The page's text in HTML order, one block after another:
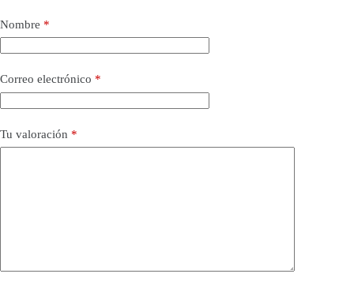
Nombre *
Correo electrónico *
Tu valoración *